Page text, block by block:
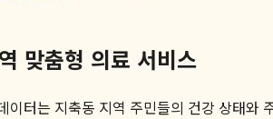
맞춤형 의료 서비스
이터는 지축동 지역 주민들의 건강 상태